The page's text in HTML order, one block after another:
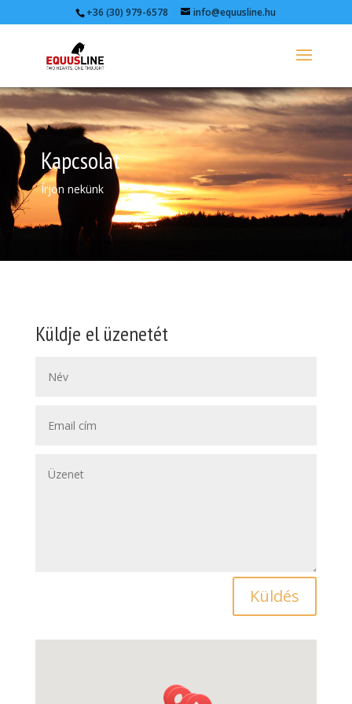
+36 (30) 979-6578 info@equusline.hu
Kapcsolat
Írjon nekünk
Küldje el üzenetét
Küldés